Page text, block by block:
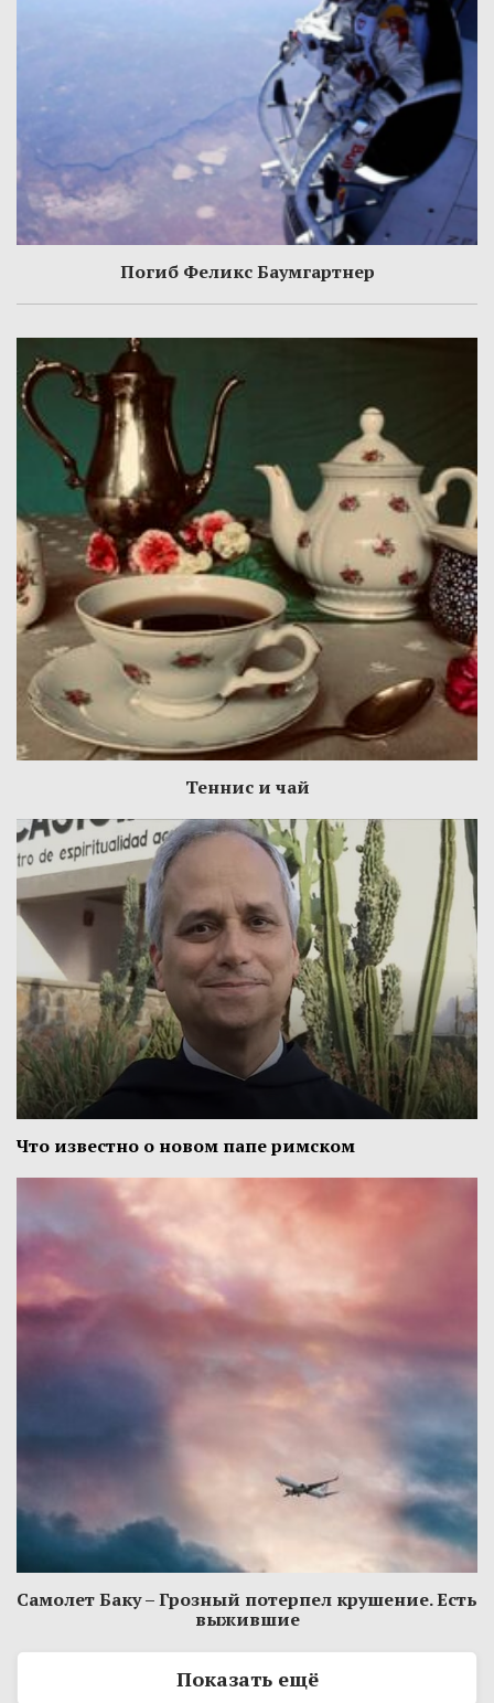
Погиб Феликс Баумгартнер
Теннис и чай
Что известно о новом папе римском
Самолет Баку – Грозный потерпел крушение. Есть
выжившие
Показать ещё